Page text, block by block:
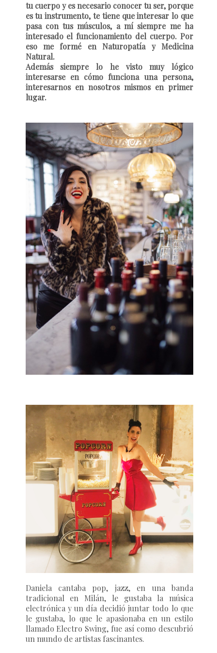
tu cuerpo y es necesario conocer tu ser, porque
es tu instrumento, te tiene que interesar lo que
pasa con tus músculos, a mí siempre me ha
interesado el funcionamiento del cuerpo. Por
eso me formé en Naturopatía y Medicina
Natural.
Además siempre lo he visto muy lógico
interesarse en cómo funciona una persona,
interesarnos en nosotros mismos en primer
lugar.
Daniela cantaba pop, jazz, en una banda
tradicional en Milán, le gustaba la música
electrónica y un día decidió juntar todo lo que
le gustaba, lo que le apasionaba en un estilo
llamado Electro Swing, fue así como descubrió
un mundo de artistas fascinantes.